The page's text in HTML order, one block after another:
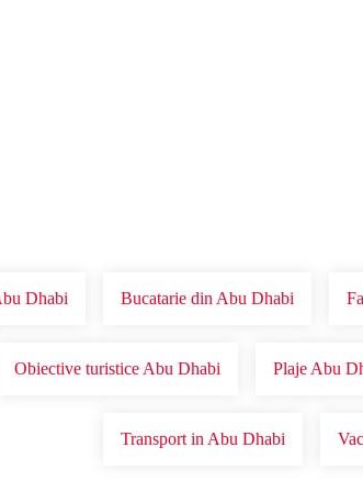
Dhabi Bucatarie din Abu Dhabi
Obiective turistice Abu Dhabi Plaje Abu
Transport in Abu Dhabi